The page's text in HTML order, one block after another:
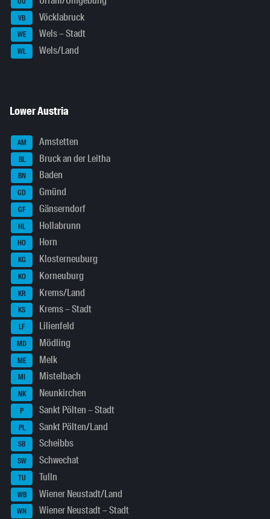
VB Vöcklabruck
WE Wels – Stadt
WL Wels/Land
Lower Austria
AM Amstetten
BL Bruck an der Leitha
BN Baden
GD Gmünd
GF Gänserndorf
HL Hollabrunn
HO Horn
KG Klosterneuburg
KO Korneuburg
KR Krems/Land
KS Krems – Stadt
LF Lilienfeld
MD Mödling
ME Melk
MI Mistelbach
NK Neunkirchen
P Sankt Pölten – Stadt
PL Sankt Pölten/Land
SB Scheibbs
SW Schwechat
TU Tulln
WB Wiener Neustadt/Land
WN Wiener Neustadt – Stadt